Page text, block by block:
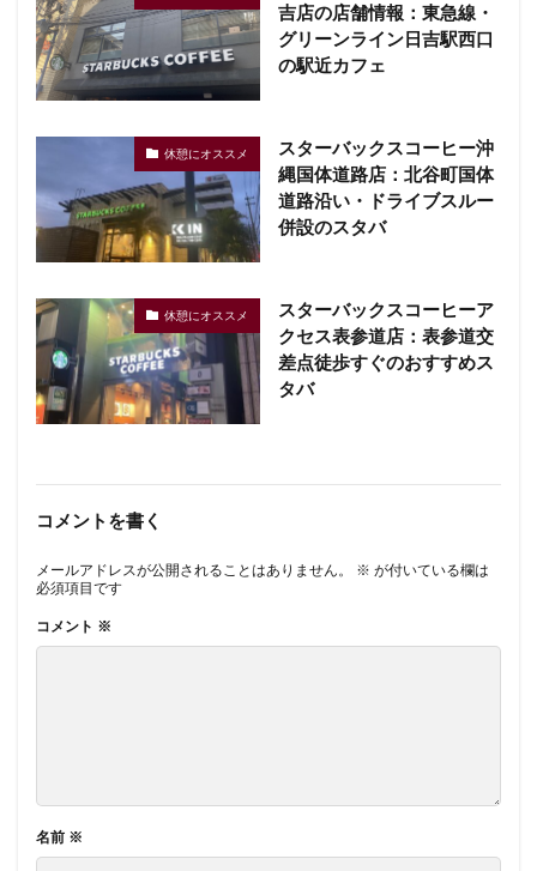
吉店の店舗情報：東急線・
グリーンライン日吉駅西口
の駅近カフェ
休憩にオススメ
スターバックスコーヒー沖
縄国体道路店：北谷町国体
道路沿い・ドライブスルー
併設のスタバ
休憩にオススメ
スターバックスコーヒーア
クセス表参道店：表参道交
差点徒歩すぐのおすすめス
タバ
コメントを書く
メールアドレスが公開されることはありません。 ※ が付いている欄は
必須項目です
コメント ※
名前 ※